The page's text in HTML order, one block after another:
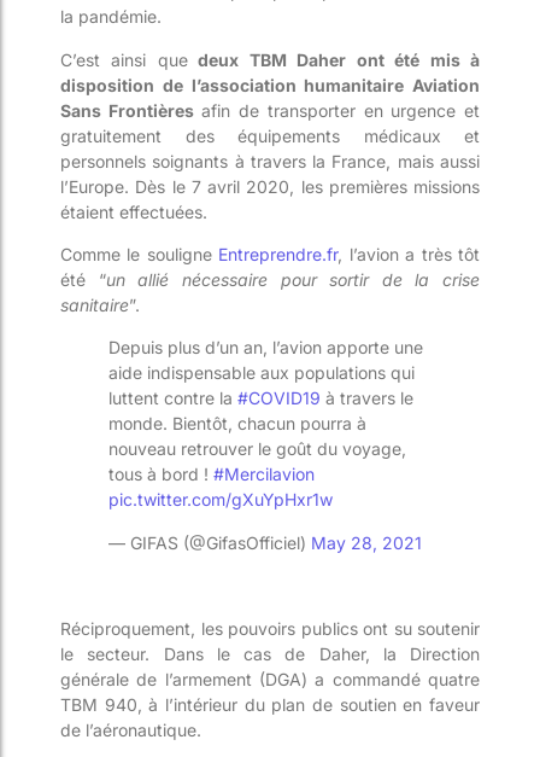
la pandémie.
C’est ainsi quedeux TBM Daher ont été mis à
disposition de l’association humanitaire Aviation
Sans Frontièresafin de transporter en urgence et
gratuitement des équipements médicaux et
personnels soignants à travers la France, mais aussi
l’Europe. Dès le 7 avril 2020, les premières missions
étaient effectuées.
Comme le souligne Entreprendre.fr, l’avion a très tôt
été “un allié nécessaire pour sortir de la crise
sanitaire”.
Depuis plus d’un an, l’avion apporte une
aide indispensable aux populations qui
luttent contre la #COVID19 à travers le
monde. Bientôt, chacun pourra à
nouveau retrouver le goût du voyage,
tous à bord ! #Mercilavion
pic.twitter.com/gXuYpHxr1w
— GIFAS (@GifasOfficiel) May 28, 2021
Réciproquement, les pouvoirs publics ont su soutenir
le secteur. Dans le cas de Daher, la Direction
générale de l’armement (DGA) a commandé quatre
TBM 940, à l’intérieur du plan de soutien en faveur
de l’aéronautique.